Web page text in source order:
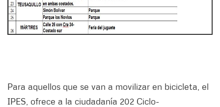
Para aquellos que se van a movilizar en bicicleta, el
IPES, ofrece a la ciudadanía 202 Ciclo-